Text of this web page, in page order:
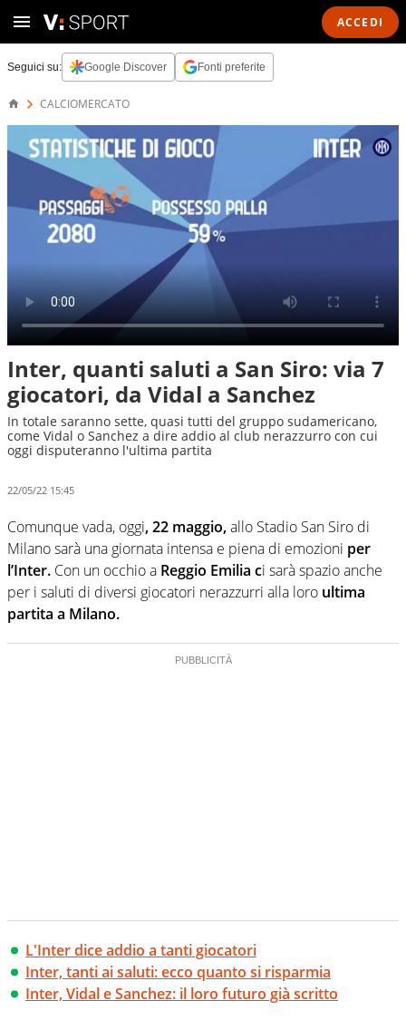
ACCEDI
Seguici su: Google Discover Fonti preferite
CALCIOMERCATO
Inter, quanti saluti a San Siro: via 7
giocatori, da Vidal a Sanchez
In totale saranno sette, quasi tutti del gruppo sudamericano,
come Vidal o Sanchez a dire addio al club nerazzurro con cui
oggi disputeranno l'ultima partita
22/05/22 15:45
Comunque vada, oggi, 22 maggio,allo Stadio San Siro di
Milano sarà una giornata intensa e piena di emozioni per
l’Inter. Con un occhio a Reggio Emilia ci sarà spazio anche
per i saluti di diversi giocatori nerazzurri alla loro ultima
partita a Milano.
L'Inter dice addio a tanti giocatori
Inter, tanti ai saluti: ecco quanto si risparmia
Inter, Vidal e Sanchez: il loro futuro già scritto